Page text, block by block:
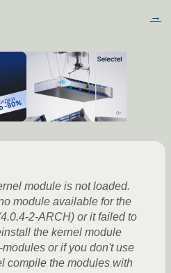
→
module is not loaded.
module available for the
2-ARCH) or it failed to
the kernel module
or if you don't use
compile the modules with